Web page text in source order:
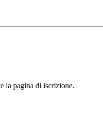
la pagina di iscrizione.